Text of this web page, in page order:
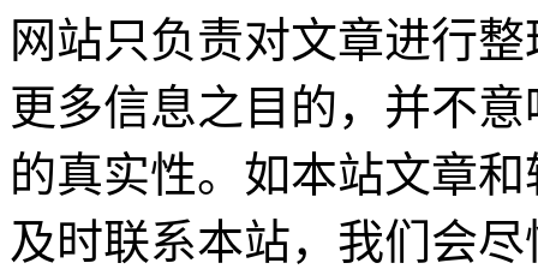
网站只负责对文章进行
更多信息之目的，并不
的真实性。如本站文章
及时联系本站，我们会